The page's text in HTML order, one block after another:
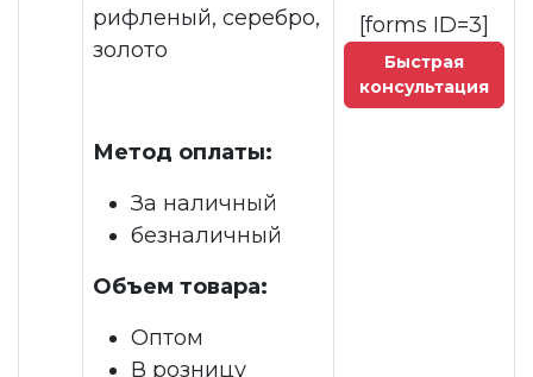
рифленый, серебро,
золото
Метод оплаты:
За наличный
безналичный
Объем товара:
Оптом
В розницу
[forms ID=3]
Быстрая
консультация